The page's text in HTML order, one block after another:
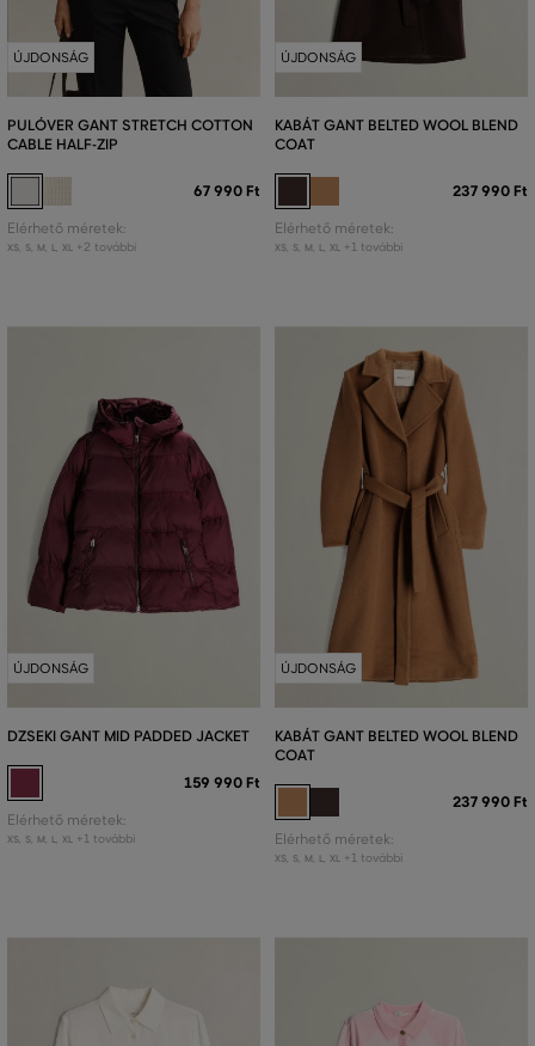
ÚJDONSÁG
PULÓVER GANT STRETCH COTTON
CABLE HALF-ZIP
67 990 Ft
Elérhető méretek:
XS, S, M L XL +2 további
ÚJDONSÁG
KABÁT GANT BELTED WOOL BLEND
COAT
237 990 Ft
Elérhető méretek:
XS, S, M L XL +1 további
ÚJDONSÁG
DZSEKI GANT MID PADDED JACKET
159 990 Ft
Elérhető méretek:
XS, S, M L XL +1 további
ÚJDONSÁG
KABÁT GANT BELTED WOOL BLEND
COAT
237 990 Ft
Elérhető méretek:
XS, S, M L XL +1 további